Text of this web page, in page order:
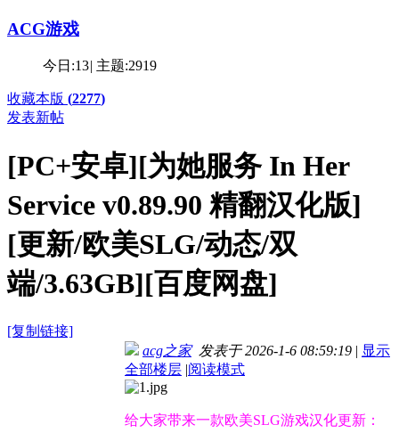
ACG游戏
今日:13| 主题:2919
收藏本版 (2277)
发表新帖
[PC+安卓][为她服务 In Her
Service v0.89.90 精翻汉化版]
[更新/欧美SLG/动态/双
端/3.63GB][百度网盘]
[复制链接]
acg之家发表于 2026-1-6 08:59:19 | 显示
全部楼层 |阅读模式
给大家带来一款欧美SLG游戏汉化更新：